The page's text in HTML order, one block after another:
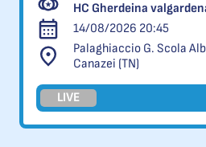
HC Gherdeina
14/08/2026 20:45
Palaghiaccio G. Scola
Canazei (TN)
LIVE